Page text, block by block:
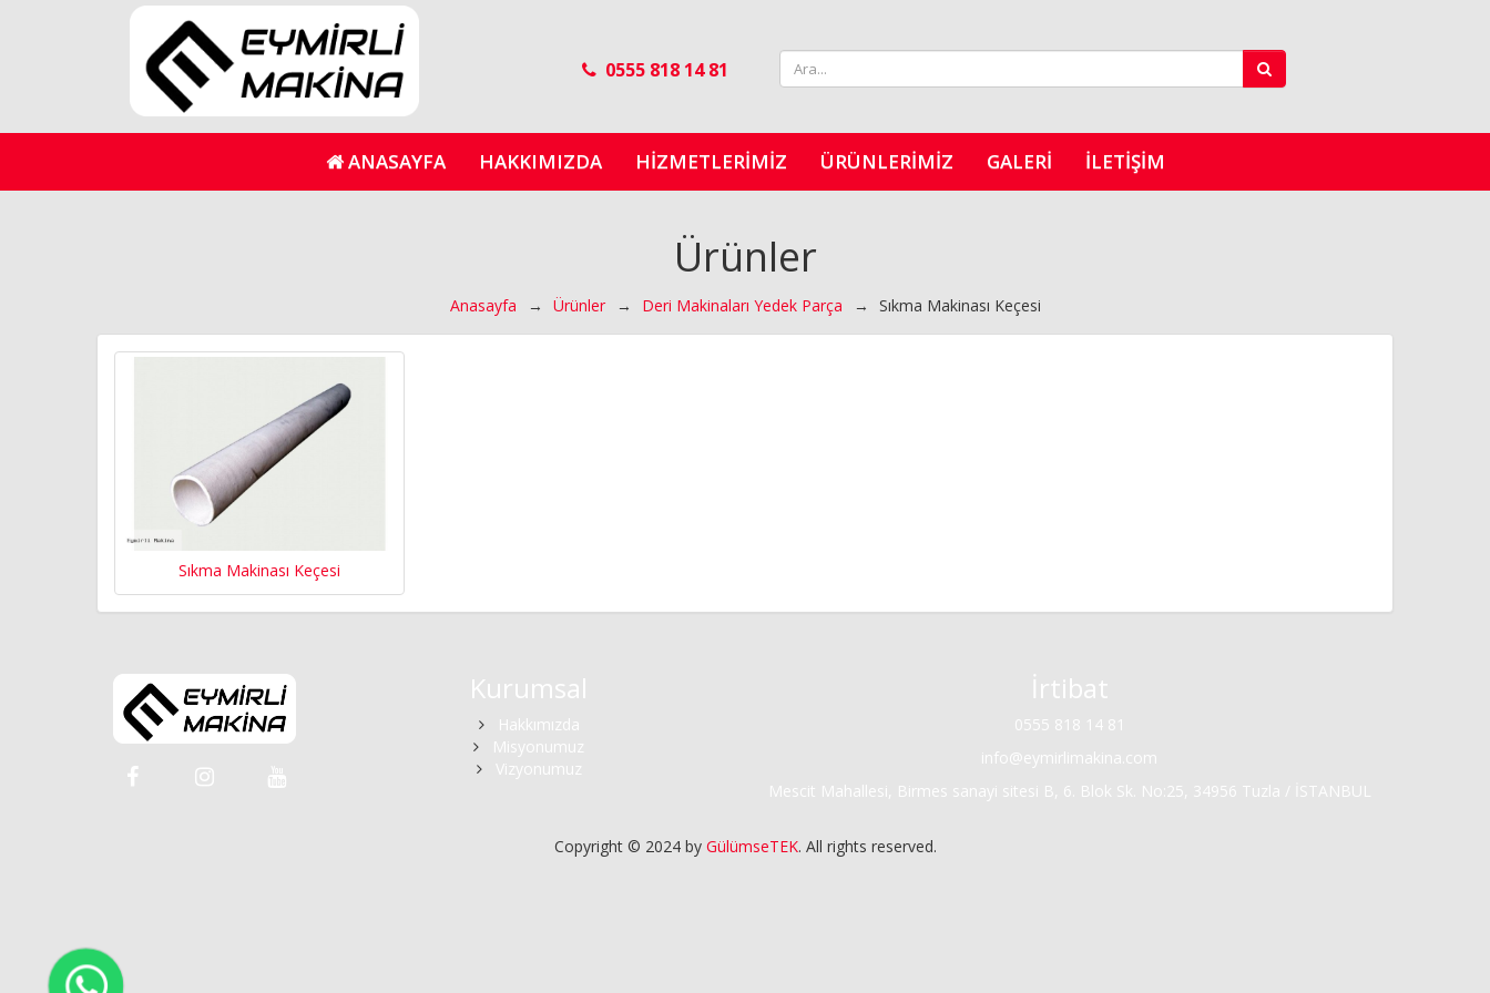
0555 818 14 81
ANASAYFA HAKKIMIZDA HIZMETLERIMIZ ÜRÜNLERIMIZ GALERI İLETIŞIM
Ürünler
Anasayfa → Ürünler → Deri Makinaları Yedek Parça → Sıkma Makinası Keçesi
Sıkma Makinası Keçesi
Kurumsal
Hakkımızda
Misyonumuz
Vizyonumuz
İrtibat
0555 818 14 81
info@eymirlimakina.com
Mescit Mahallesi, Birmes sanayi sitesi B, 6. Blok Sk. No:25, 34956 Tuzla / İSTANBUL
Copyright © 2024 by GülümseTEK. All rights reserved.